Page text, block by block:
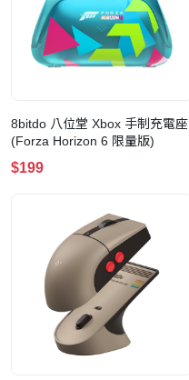
8bitdo 八位堂 Xbox 手制充電座
(Forza Horizon 6 限量版)
$199